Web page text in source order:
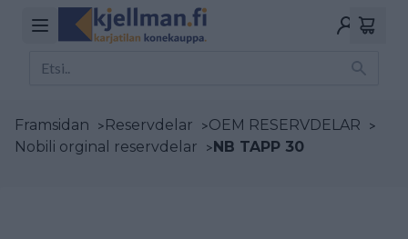
Framsidan >Reservdelar >OEM RESERVDELAR >
Nobili orginal reservdelar >NB TAPP 30